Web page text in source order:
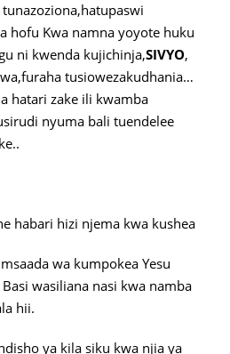
hofu Kwa namna yoyote huku
ni kwenda kujichinja,SIVYO,
tusiowezakudhania…
hatari zake ili kwamba
nyuma bali tuendelee
habari hizi njema kwa kushea
wa kumpokea Yesu
wasiliana nasi kwa namba
hii.
ya kila siku kwa njia ya